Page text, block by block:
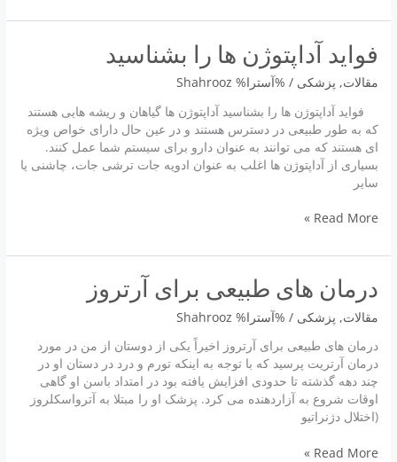
mifepristone
uterine
natural
killer
cells
فواید آداپتوژن ها را بشناسید
مقالات, پزشكى / %آسترا% Shahrooz
فواید آداپتوژن ها را بشناسید آداپتوژن ها گیاهان و ریشه هایی هستند
که به طور طبیعی در دسترس هستند و در عین حال دارای خواص ویژه
ای هستند که می توانند به عنوان دارو برای سیستم شما عمل کنند.
بسیاری از آداپتوژن ها اغلب به عنوان ادویه جات ترشی جات، چاشنی یا
سایر
فواید
ها
بشناسید
Read More »
درمان های طبیعی برای آرتروز
مقالات, پزشكى / %آسترا% Shahrooz
درمان های طبیعی برای آرتروز اخیراً یکی از دوستان از من در مورد
درمان آرتریت پرسید که با توجه به اینکه تورم و درد در دستان او در
چند دهه گذشته تا حدودی افزایش یافته بود در امتداد باسن او گاهی
اوقات شروع به آزاردهنده می کرد. پزشک او را مبتلا به آترواسکلروز
(اختلال دژنراتیو
درمان
Read More »